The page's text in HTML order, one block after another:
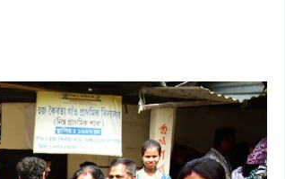
नीलकंठ कांवड़ संघ के 140 श्रद्धालु बाबा
बैद्यनाथ धाम रवाना, 14 अगस्त को करेंगे
जलाभिषेक